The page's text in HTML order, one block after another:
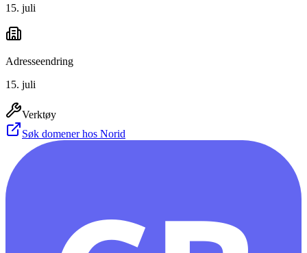
15. juli
Adresseendring
15. juli
Verktøy
Søk domener hos Norid